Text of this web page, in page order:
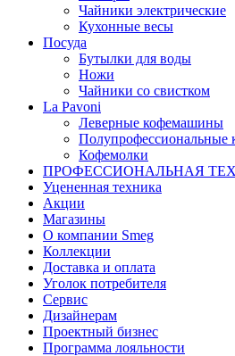
Чайники электрические
Кухонные весы
Посуда
Бутылки для воды
Ножи
Чайники со свистком
La Pavoni
Леверные кофемашины
Кофемолки
ПРОФЕССИОНАЛЬНАЯ
Уцененная техника
Акции
Магазины
О компании Smeg
Коллекции
Доставка и оплата
Уголок потребителя
Сервис
Дизайнерам
Проектный бизнес
Программа лояльности